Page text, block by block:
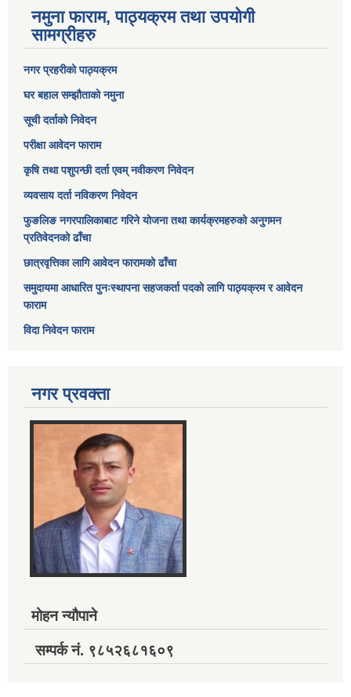
नमुना फाराम, पाठ्यक्रम तथा उपयोगी
सामग्रीहरु
नगर प्रहरीको पाठ्यक्रम
घर बहाल सम्झौताको नमुना
सूची दर्ताको निवेदन
परीक्षा आवेदन फाराम
कृषि तथा पशुपन्छी दर्ता एवम् नवीकरण निवेदन
व्यवसाय दर्ता नविकरण निवेदन
फुङलिङ नगरपालिकाबाट गरिने योजना तथा कार्यक्रमहरुको अनुगमन
प्रतिवेदनको ढाँचा
छात्रवृत्तिका लागि आवेदन फारामको ढाँचा
समुदायमा आधारित पुनःस्थापना सहजकर्ता पदको लागि पाठ्यक्रम र आवेदन
फाराम
विदा निवेदन फाराम
नगर प्रवक्ता
मोहन न्यौपाने
सम्पर्क नं. ९८५२६८१६०९